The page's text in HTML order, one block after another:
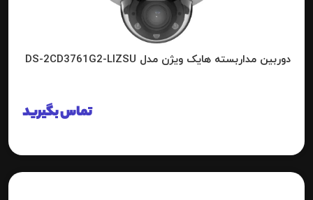
دوربین مداربسته هایک ویژن مدل DS-2CD3761G2-LIZSU
تماس بگیرید